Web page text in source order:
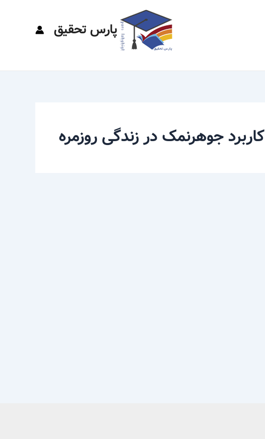
پارس تحقیق
کاربرد جوهرنمک در زندگی روزمره